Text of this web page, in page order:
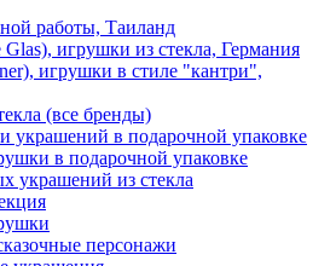
работы, Таиланд
игрушки из стекла, Германия
игрушки в стиле "кантри",
(все бренды)
украшений в подарочной упаковке
в подарочной упаковке
украшений из стекла
персонажи